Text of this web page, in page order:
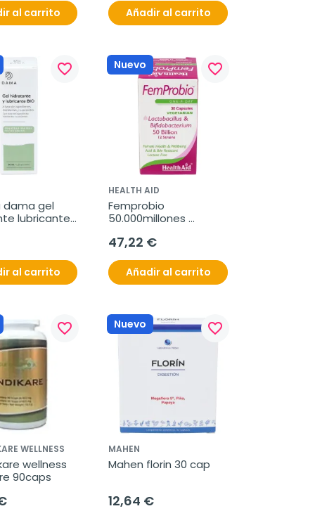
al carrito Añadir al carrito
favorite_border
dama gel
lubricante
al carrito
Nuevo favorite_border
HEALTH AID
Femprobio
50.000millones
47,22 €
Añadir al carrito
favorite_border
WELLNESS
wellness
90caps
Nuevo favorite_border
MAHEN
Mahen florin 30 cap
12,64 €